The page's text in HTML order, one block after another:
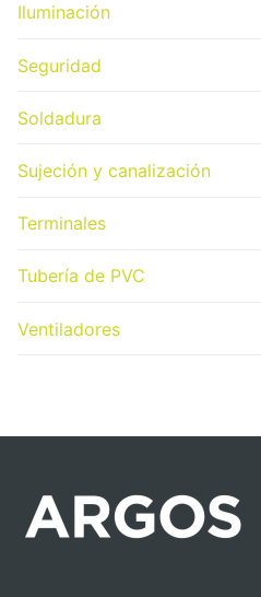
Iluminación
Seguridad
Soldadura
Sujeción y canalización
Terminales
Tubería de PVC
Ventiladores